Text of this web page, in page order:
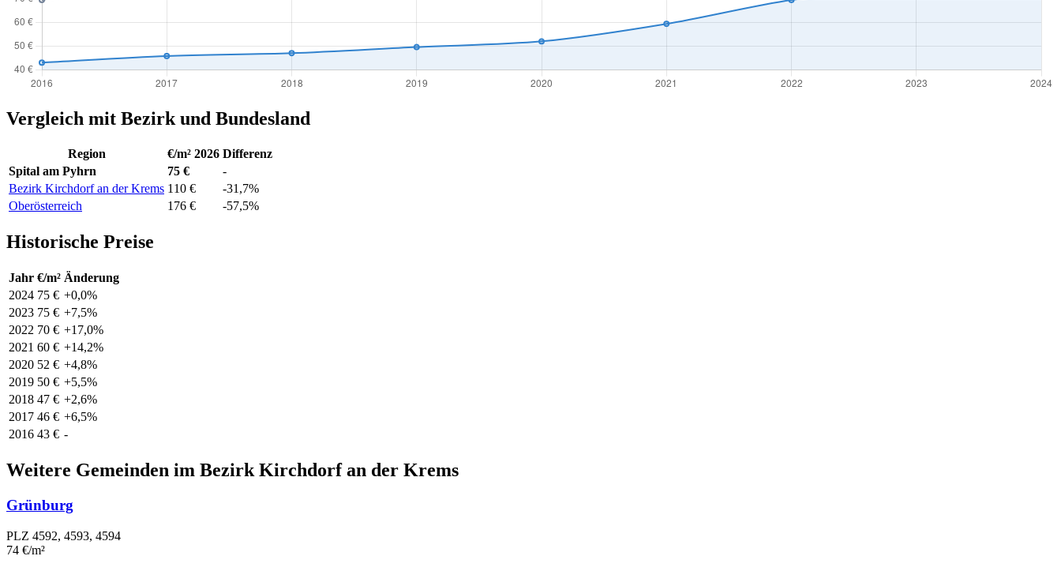
Vergleich mit Bezirk und Bundesland
Region €/m² 2026 Differenz
Spital am Pyhrn
75 €
-
Bezirk Kirchdorf an der Krems 110 €
-31,7%
Oberösterreich
176 € -57,5%
Historische Preise
Jahr €/m² Änderung
2024 75 € +0,0%
2023 75 € +7,5%
2022 70 € +17,0%
2021 60 € +14,2%
2020 52 € +4,8%
2019 50 € +5,5%
2018 47 € +2,6%
2017 46 € +6,5%
2016 43 € -
Weitere Gemeinden im Bezirk Kirchdorf an der Krems
Grünburg
PLZ 4592, 4593, 4594
74 €/m²